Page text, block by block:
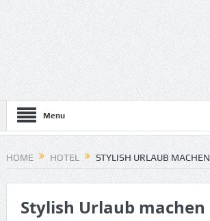
Menu
HOME HOTEL STYLISH URLAUB MACHEN
Stylish Urlaub machen